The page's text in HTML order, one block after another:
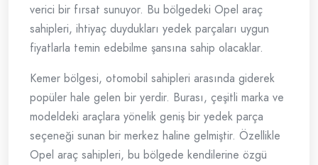
verici bir fırsat sunuyor. Bu bölgedeki Opel araç
sahipleri, ihtiyaç duydukları yedek parçaları uygun
fiyatlarla temin edebilme şansına sahip olacaklar.
Kemer bölgesi, otomobil sahipleri arasında giderek
popüler hale gelen bir yerdir. Burası, çeşitli marka ve
modeldeki araçlara yönelik geniş bir yedek parça
seçeneği sunan bir merkez haline gelmiştir. Özellikle
Opel araç sahipleri, bu bölgede kendilerine özgü